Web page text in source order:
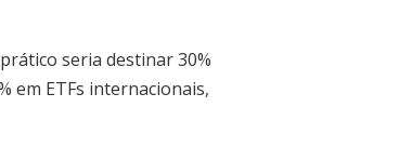
seria destinar 30%
em ETFs internacionais,